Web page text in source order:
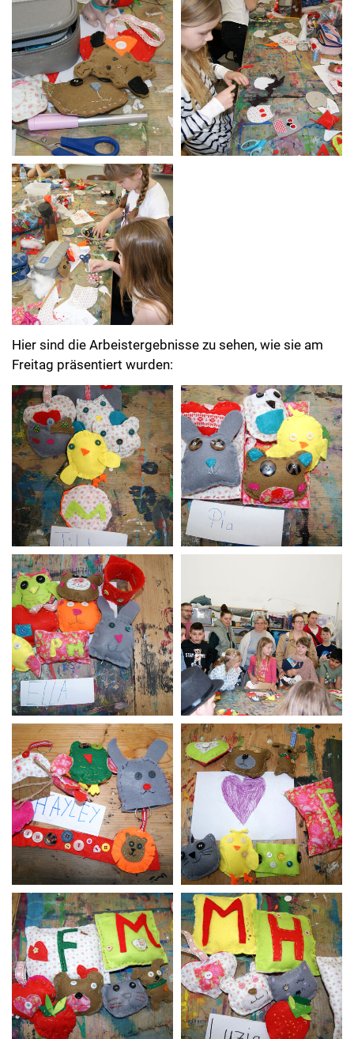
Hier sind die Arbeistergebnisse zu sehen, wie sie am
Freitag präsentiert wurden: